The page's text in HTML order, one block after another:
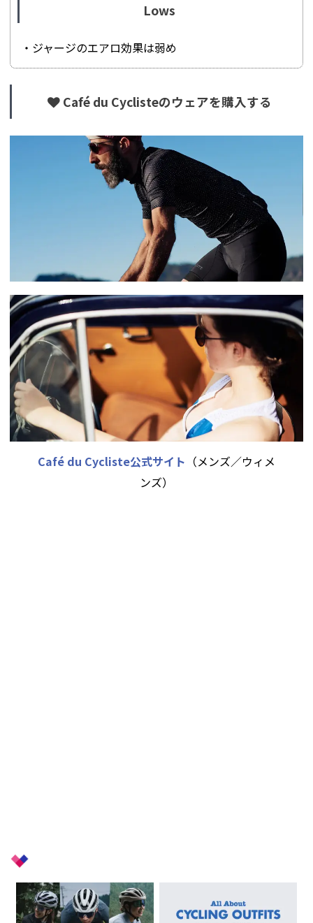
Lows
・ジャージのエアロ効果は弱め
Café du Cyclisteのウェアを購入する
Café du Cycliste公式サイト （メンズ／ウィメ
ンズ）